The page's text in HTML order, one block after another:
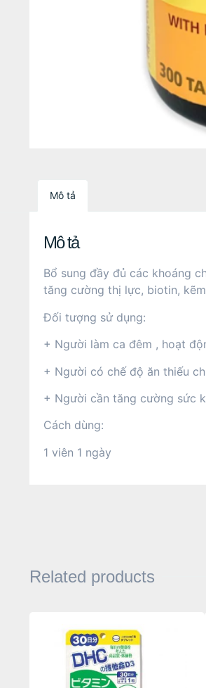
Mô tả
Mô tả
Bổ sung đầy đủ các khoáng
tăng cường thị lực, biotin,
Đối tượng sử dụng:
+ Người làm ca đêm , hoạt
+ Người có chế độ ăn thiếu
+ Người cần tăng cường sức
Cách dùng:
1 viên 1 ngày
Related products